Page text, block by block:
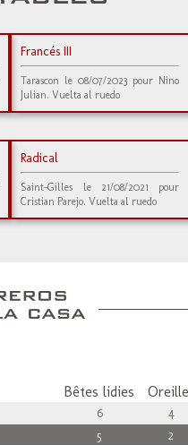
Francés III
Tarascon le 08/07/2023 pour Nino
Julian. Vuelta al ruedo
Radical
Saint-Gilles le 21/08/2021 pour
Cristian Parejo. Vuelta al ruedo
Bêtes lidies
6
4
5
2